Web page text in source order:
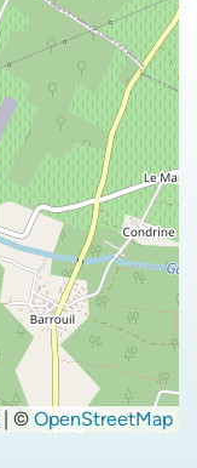
| © OpenStreetMap